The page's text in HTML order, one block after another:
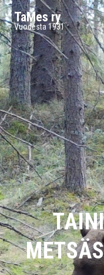
TaMes ry
Vuodesta 1931